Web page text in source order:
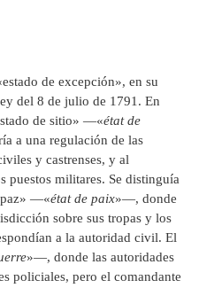
de excepción», en su
del 8 de julio de 1791. En
de sitio» —«état de
a una regulación de las
y castrenses, y al
puestos militares. Se distinguía
paz» —«état de paix»—, donde
sobre sus tropas y los
a la autoridad civil. El
»—, donde las autoridades
policiales, pero el comandante